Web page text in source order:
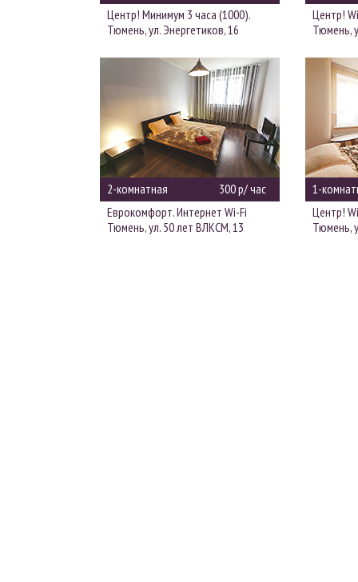
Центр! Минимум 3 часа (1000).
Тюмень, ул. Энергетиков, 16
Центр!
Тюмень,
2-комнатная
300 р/ час
Еврокомфорт. Интернет Wi-Fi
Тюмень, ул. 50 лет ВЛКСМ, 13
1-
Центр!
Тюмень,